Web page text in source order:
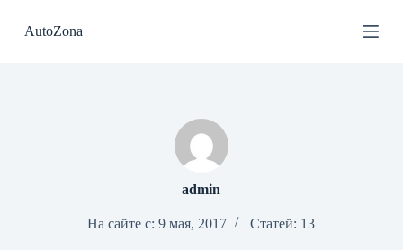
AutoZona
admin
На сайте с: 9 мая, 2017 Статей: 13